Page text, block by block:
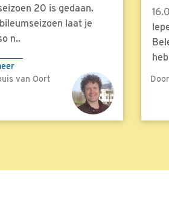
20 is gedaan.
laat je
n..
van Oort